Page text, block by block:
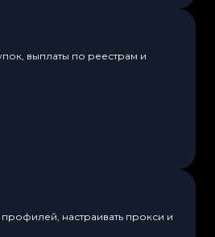
выплаты по реестрам и
настраивать прокси и